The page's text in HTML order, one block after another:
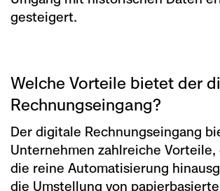
gesteigert.
Welche Vorteile bietet der
Rechnungseingang?
Der digitale Rechnungseingang
Unternehmen zahlreiche
die reine Automatisierung
die Umstellung von